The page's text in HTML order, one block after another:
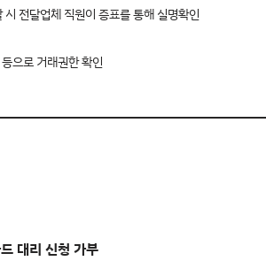
전달업체 직원이 증표를 통해 실명확인
으로 거래권한 확인
대리 신청 가부